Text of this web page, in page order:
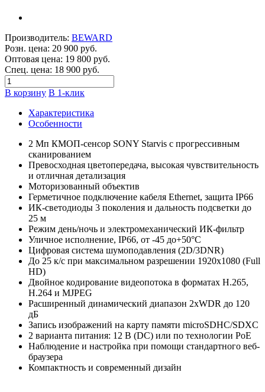
Производитель: BEWARD
Розн. цена: 20 900 руб.
Оптовая цена: 19 800 руб.
Спец. цена: 18 900 руб.
В корзину В 1-клик
Характеристика
Особенности
2 Мп КМОП-сенсор SONY Starvis с прогрессивным
сканированием
Превосходная цветопередача, высокая чувствительность
и отличная детализация
Моторизованный объектив
Герметичное подключение кабеля Ethernet, защита IP66
ИК-светодиоды 3 поколения и дальность подсветки до
25 м
Режим день/ночь и электромеханический ИК-фильтр
Уличное исполнение, IP66, от -45 до+50°C
Цифровая система шумоподавления (2D/3DNR)
До 25 к/с при максимальном разрешении 1920х1080 (Full
HD)
Двойное кодирование видеопотока в форматах Н.265,
Н.264 и MJPEG
Расширенный динамический диапазон 2xWDR до 120
дБ
Запись изображений на карту памяти microSDHC/SDXC
2 варианта питания: 12 В (DC) или по технологии PoE
Наблюдение и настройка при помощи стандартного веб-
браузера
Компактность и современный дизайн